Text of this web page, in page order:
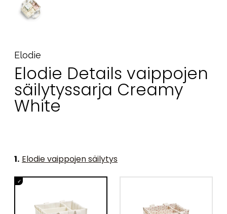
Elodie
Elodie Details vaippojen
säilytyssarja Creamy
White
1. Elodie vaippojen säilytys